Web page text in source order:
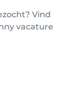
Vind
vacature